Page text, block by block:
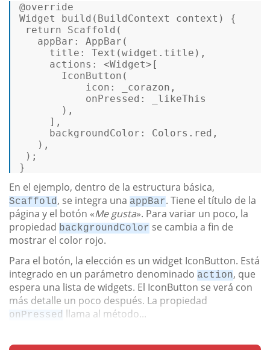
@override
Widget build (BuildContext context) {
return
Scaffold (
appBar : AppBar (
title : Text (widget.title),
actions : <Widget>[
IconButton (
icon : _corazon,
onPressed : _likeThis
),
],
backgroundColor : Colors.red,
),
);
}
En el ejemplo, dentro de la estructura básica,
Scaffold, se integra una appBar. Tiene el título de la
página y el botón «Me gusta». Para variar un poco, la
propiedad backgroundColor se cambia a fin de
mostrar el color rojo.
Para el botón, la elección es un widget IconButton. Está
integrado en un parámetro denominado action, que
espera una lista de widgets. El IconButton se verá con
más detalle un poco después. La propiedad
onPressed llama al método...